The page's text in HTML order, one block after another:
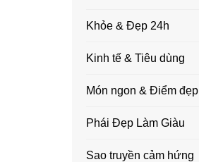
Khỏe & Đẹp 24h
Kinh tế & Tiêu dùng
Món ngon & Điểm đẹp
Phái Đẹp Làm Giàu
Sao truyền cảm hứng